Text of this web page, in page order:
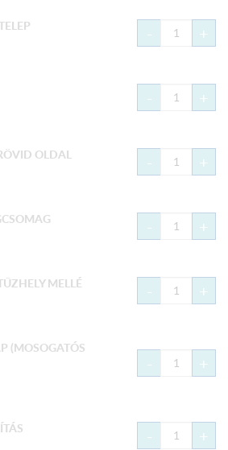
- +
- +
OLDAL - +
- +
MELLÉ - +
(MOSOGATÓS
- +
- +